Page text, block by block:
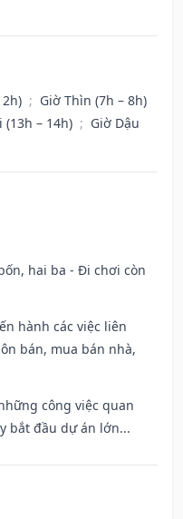
; Giờ Thìn (7h – 8h)
(13h – 14h) ; Giờ Dậu
hai ba - Đi chơi còn
hành các việc liên
bán, mua bán nhà,
công việc quan
bắt đầu dự án lớn...